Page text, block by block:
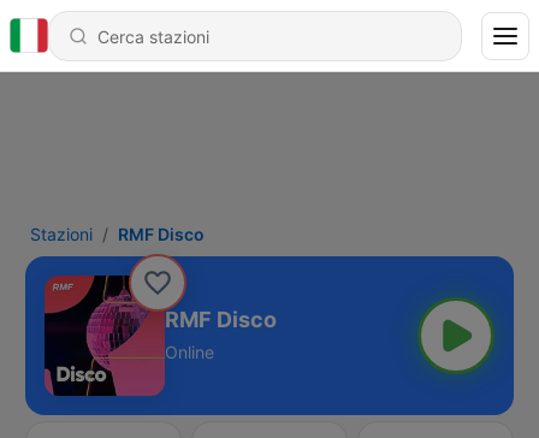
Stazioni RMF Disco
RMF Disco
Online